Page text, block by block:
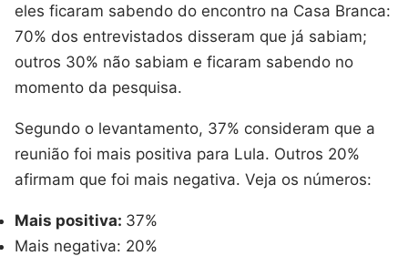
eles ficaram sabendo do encontro na Casa Branca:
70% dos entrevistados disseram que já sabiam;
outros 30% não sabiam e ficaram sabendo no
momento da pesquisa.
Segundo o levantamento, 37% consideram que a
reunião foi mais positiva para Lula. Outros 20%
afirmam que foi mais negativa. Veja os números:
Mais positiva: 37%
Mais negativa: 20%